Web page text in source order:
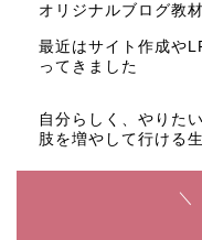
オリジナルブログ教
最近はサイト作成や
ってきました
自分らしく、やりた
肢を増やして行ける
＼